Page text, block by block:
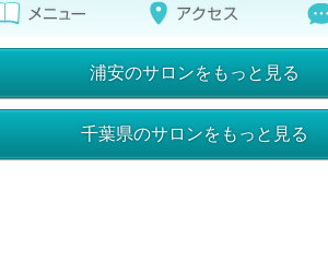
浦安のサロンをもっと見る
千葉県のサロンをもっと見る